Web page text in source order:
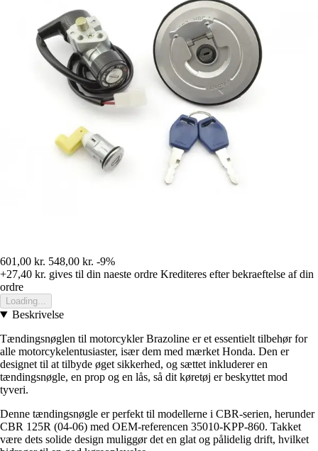
601,00 kr. 548,00 kr. -9%
+27,40 kr. gives til din naeste ordre Krediteres efter bekraeftelse af din
ordre
Loading...
Beskrivelse
Tændingsnøglen til motorcykler Brazoline er et essentielt tilbehør for
alle motorcykelentusiaster, især dem med mærket Honda. Den er
designet til at tilbyde øget sikkerhed, og sættet inkluderer en
tændingsnøgle, en prop og en lås, så dit køretøj er beskyttet mod
tyveri.
Denne tændingsnøgle er perfekt til modellerne i CBR-serien, herunder
CBR 125R (04-06) med OEM-referencen 35010-KPP-860. Takket
være dets solide design muliggør det en glat og pålidelig drift, hvilket